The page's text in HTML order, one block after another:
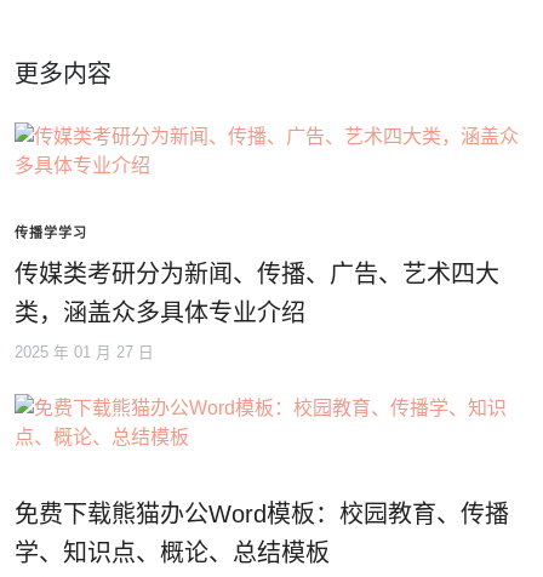
更多内容
传播学学习
传媒类考研分为新闻、传播、广告、艺术四大
类，涵盖众多具体专业介绍
2025 年 01 月 27 日
免费下载熊猫办公Word模板：校园教育、传播
学、知识点、概论、总结模板